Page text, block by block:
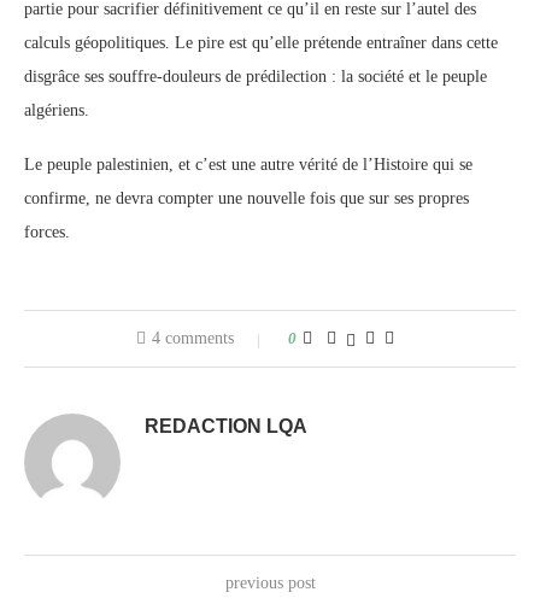
partie pour sacrifier définitivement ce qu’il en reste sur l’autel des
calculs géopolitiques. Le pire est qu’elle prétende entraîner dans cette
disgrâce ses souffre-douleurs de prédilection : la société et le peuple
algériens.
Le peuple palestinien, et c’est une autre vérité de l’Histoire qui se
confirme, ne devra compter une nouvelle fois que sur ses propres
forces.
4 comments 0
REDACTION LQA
previous post